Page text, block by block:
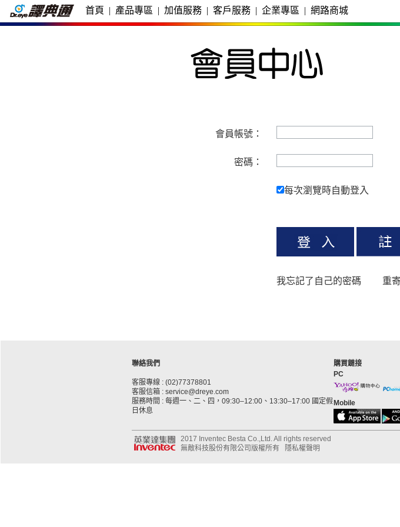
首頁 | 產品專區 | 加值服務 | 客戶服務 | 企業專區 | 網路商城
會員帳號：
密碼：
每次瀏覽時自動登入
我忘記了自己的密碼 重
聯絡我們
客服專線 : (02)77378801
客服信箱 : service@dreye.com
服務時間 : 每週一、二、四，09:30–12:00、13:30–17:00 國定假
日休息
購買鏈接
PC
Mobile
2017 Inventec Besta Co.,Ltd. All rights reserved
無敵科技股份有限公司版權所有
隱私權聲明